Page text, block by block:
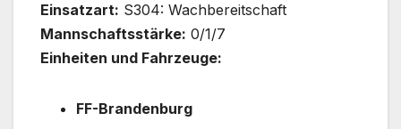
Einsatzart: S304: Wachbereitschaft
Mannschaftsstärke: 0/1/7
Einheiten und Fahrzeuge:
FF-Brandenburg